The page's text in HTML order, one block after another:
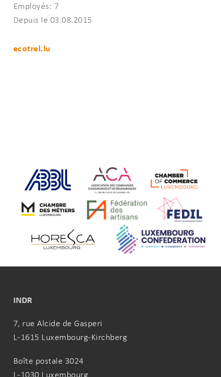
Employés: 7
Depuis le 03.08.2015
ecotrel.lu
INDR
7, rue Alcide de Gasperi
L-1615 Luxembourg-Kirchberg
Boîte postale 3024
L-1030 Luxembourg